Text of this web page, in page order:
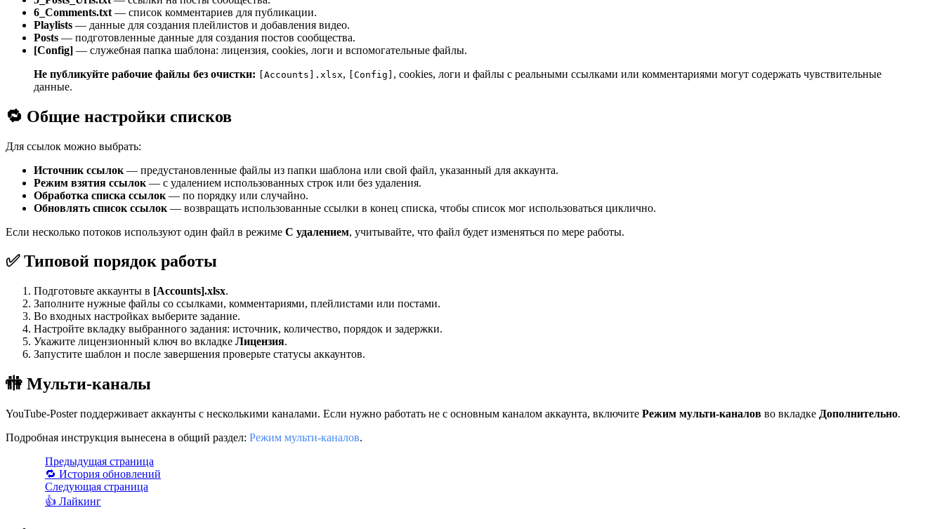
6_Comments.txt — список комментариев для публикации.
Playlists — данные для создания плейлистов и добавления видео.
Posts — подготовленные данные для создания постов сообщества.
[Config] — служебная папка шаблона: лицензия, cookies, логи и вспомогательные файлы.
Не публикуйте рабочие файлы без очистки:
[Accounts].xlsx, [Config] , cookies, логи и файлы с реальными ссылками или комментариями могут содержать чувствительные
данные.
🔁 Общие настройки списков
Для ссылок можно выбрать:
Источник ссылок — предустановленные файлы из папки шаблона или свой файл, указанный для аккаунта.
Режим взятия ссылок — с удалением использованных строк или без удаления.
Обработка списка ссылок — по порядку или случайно.
Обновлять список ссылок — возвращать использованные ссылки в конец списка, чтобы список мог использоваться циклично.
Если несколько потоков используют один файл в режиме С удалением, учитывайте, что файл будет изменяться по мере работы.
✅ Типовой порядок работы
Подготовьте аккаунты в [Accounts].xlsx.
Заполните нужные файлы со ссылками, комментариями, плейлистами или постами.
Во входных настройках выберите задание.
Настройте вкладку выбранного задания: источник, количество, порядок и задержки.
Укажите лицензионный ключ во вкладке Лицензия.
Запустите шаблон и после завершения проверьте статусы аккаунтов.
🚻 Мульти-каналы
YouTube-Poster поддерживает аккаунты с несколькими каналами. Если нужно работать не с основным каналом аккаунта, включите Режим мульти-каналов во вкладке Дополнительно.
Подробная инструкция вынесена в общий раздел: Режим мульти-каналов.
Предыдущая страница
🔁 История обновлений
Следующая страница
👍 Лайкинг